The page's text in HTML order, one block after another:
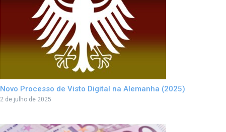
Novo Processo de Visto Digital na Alemanha (2025)
2 de julho de 2025